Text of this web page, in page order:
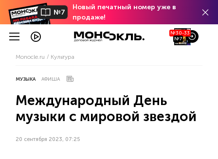
№7
Новый печатный номер уже в
продаже!
№30-33
№7
Monocle.ru Культура
МУЗЫКА АФИША
Международный День
музыки с мировой звездой
20 сентября 2023, 07:25